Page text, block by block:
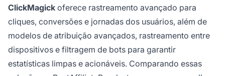
ClickMagick oferece rastreamento avançado para
cliques, conversões e jornadas dos usuários, além de
modelos de atribuição avançados, rastreamento entre
dispositivos e filtragem de bots para garantir
estatísticas limpas e acionáveis. Comparando essas